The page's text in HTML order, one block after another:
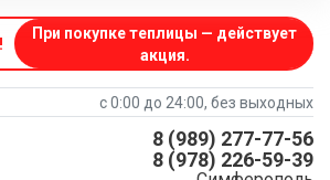
При покупке теплицы — действует
акция.
с 0:00 до 24:00, без выходных
8 (989) 277-77-56
8 (978) 226-59-39